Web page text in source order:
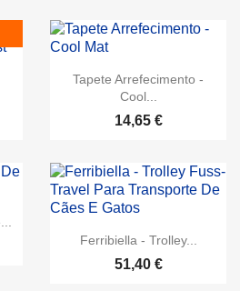
Tapete Arrefecimento -
Cool...
14,65 €
Ferribiella - Trolley...
51,40 €